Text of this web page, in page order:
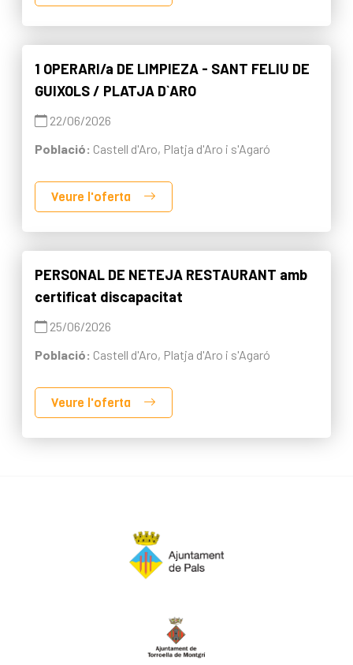
1 OPERARI/a DE LIMPIEZA - SANT FELIU DE
GUIXOLS / PLATJA D`ARO
22/06/2026
Població: Castell d'Aro, Platja d'Aro i s'Agaró
Veure l'oferta
PERSONAL DE NETEJA RESTAURANT amb
certificat discapacitat
25/06/2026
Població: Castell d'Aro, Platja d'Aro i s'Agaró
Veure l'oferta